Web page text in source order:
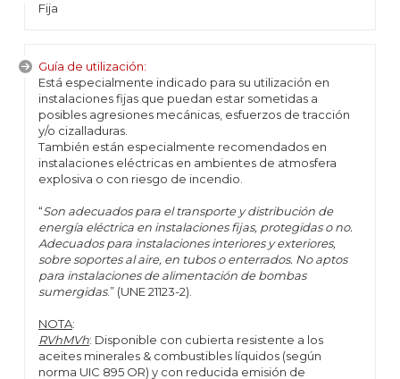
Fija
Guía de utilización:
Está especialmente indicado para su utilización en
instalaciones fijas que puedan estar sometidas a
posibles agresiones mecánicas, esfuerzos de tracción
y/o cizalladuras.
También están especialmente recomendados en
instalaciones eléctricas en ambientes de atmosfera
explosiva o con riesgo de incendio.
“Son adecuados para el transporte y distribución de
energía eléctrica en instalaciones fijas, protegidas o no.
Adecuados para instalaciones interiores y exteriores,
sobre soportes al aire, en tubos o enterrados. No aptos
para instalaciones de alimentación de bombas
sumergidas.” (UNE 21123-2).
NOTA:
RVhMVh: Disponible con cubierta resistente a los
aceites minerales & combustibles líquidos (según
norma UIC 895 OR) y con reducida emisión de